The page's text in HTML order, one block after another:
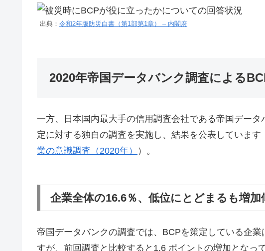
出典： 令和2年版防災白書（第1部第1章） – 内閣府
2020年帝国データバンク調査による
一方、日本国内最大手の信用調査会社である帝国デー
定に対する独自の調査を実施し、結果を公表しています
業の意識調査（2020年）
）。
企業全体の16.6％、低位にとどまるも増加
帝国データバンクの調査では、BCPを策定している企
すが、前回調査と比較すると1.6 ポイントの増加となっ